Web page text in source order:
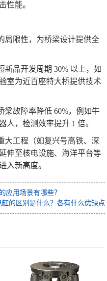
性能。
局限性，为桥梁设计提供全
新品开发周期 30% 以上，如
室为近百座特大桥提供技术
梁故障率降低 60%，例如牛
人，检测效率提升 1 倍。
大工程（如复兴号高铁、深
伸至核电设施、海洋平台等
入新高度。
应用场景有哪些？
缸的区别是什么？各有什么优缺点